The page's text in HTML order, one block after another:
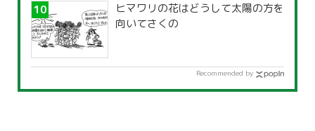
ヒマワリの花はどうして太陽の方を
向いてさくの
Recommended by